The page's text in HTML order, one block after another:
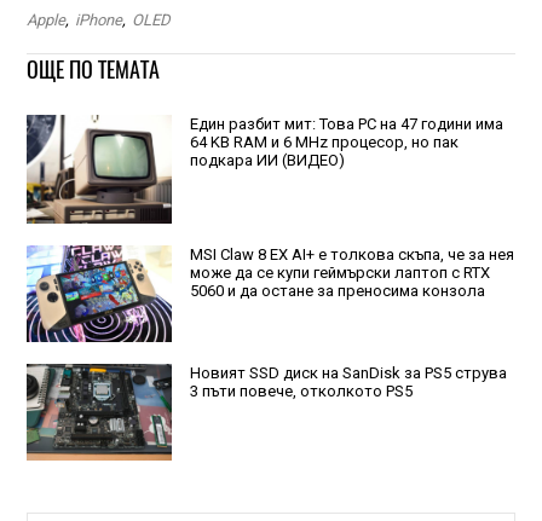
Apple, iPhone, OLED
ОЩЕ ПО ТЕМАТА
Един разбит мит: Това РС на 47 години има
64 KB RAM и 6 MHz процесор, но пак
подкара ИИ (ВИДЕО)
MSI Claw 8 EX AI+ е толкова скъпа, че за нея
може да се купи геймърски лаптоп с RTX
5060 и да остане за преносима конзола
Новият SSD диск на SanDisk за PS5 струва
3 пъти повече, отколкото PS5